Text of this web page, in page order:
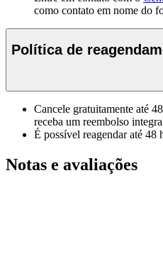
como contato em nome do
Política de
Cancele gratuitamente até
receba um reembolso
É possível reagendar até 48
Notas e avaliações